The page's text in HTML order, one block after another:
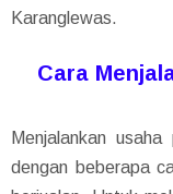
Karanglewas.
Cara
Menjalankan
dengan beberapa